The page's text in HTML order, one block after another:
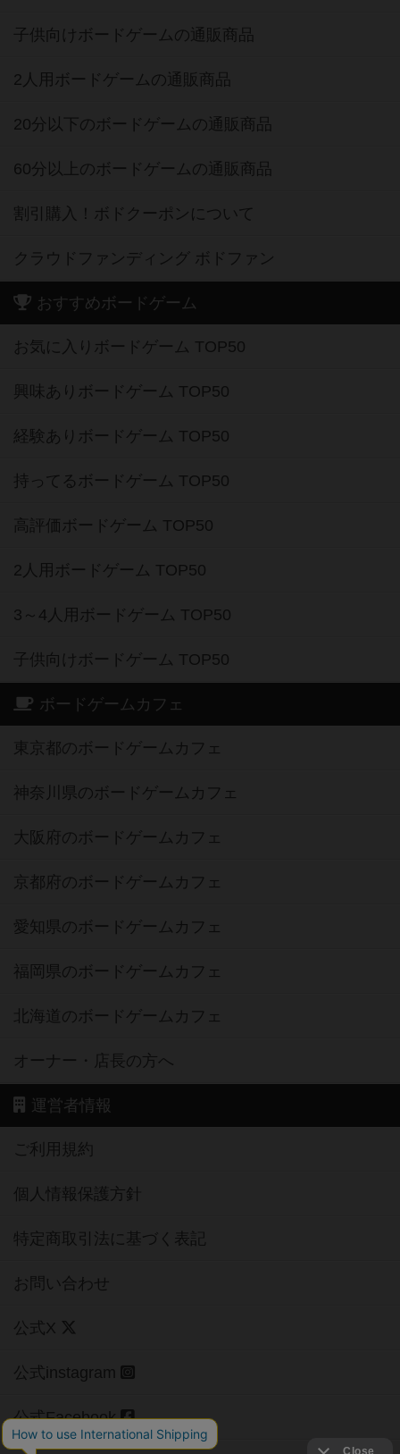
子供向けボードゲームの通販商品
2人用ボードゲームの通販商品
20分以下のボードゲームの通販商品
60分以上のボードゲームの通販商品
割引購入！ボドクーポンについて
クラウドファンディング ボドファン
おすすめボードゲーム
お気に入りボードゲーム TOP50
興味ありボードゲーム TOP50
経験ありボードゲーム TOP50
持ってるボードゲーム TOP50
高評価ボードゲーム TOP50
2人用ボードゲーム TOP50
3～4人用ボードゲーム TOP50
子供向けボードゲーム TOP50
ボードゲームカフェ
東京都のボードゲームカフェ
神奈川県のボードゲームカフェ
大阪府のボードゲームカフェ
京都府のボードゲームカフェ
愛知県のボードゲームカフェ
福岡県のボードゲームカフェ
北海道のボードゲームカフェ
オーナー・店長の方へ
運営者情報
ご利用規約
個人情報保護方針
特定商取引法に基づく表記
お問い合わせ
公式X
公式instagram
公式Facebook